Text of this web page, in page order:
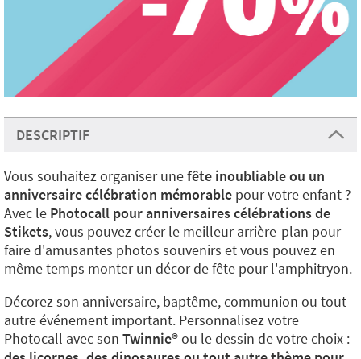
DESCRIPTIF
Vous souhaitez organiser unefête inoubliable ou un
anniversaire célébration mémorable pour votre enfant ?
Avec le Photocall pouranniversairescélébrations de
Stikets, vous pouvez créer le meilleur arrière-plan pour
faire d'amusantes photos souvenirs et vous pouvez en
même temps monter un décor de fête pour l'amphitryon.
Décorez son anniversaire, baptême, communion ou tout
autre événement important. Personnalisez votre
Photocall avec son Twinnie®️ou le dessin de votre choix :